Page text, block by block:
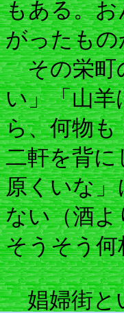
もある。
がったも
その栄町
い」「山羊
ら、何物
二軒を背
原くいな
ない（酒よ
そうそう
娼婦街と